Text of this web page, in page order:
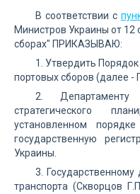
В соответствии с
Министров Украины от 12
сборах" ПРИКАЗЫВАЮ:
1. Утвердить
портовых сборов (далее -
2. Департаменту
стратегического
установленном
государственную
Украины.
3. Государственному
транспорта (Скворцов